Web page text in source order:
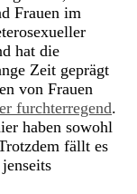
Frauen im
hat die
Zeit geprägt
von Frauen
furchterregend.
haben sowohl
fällt es